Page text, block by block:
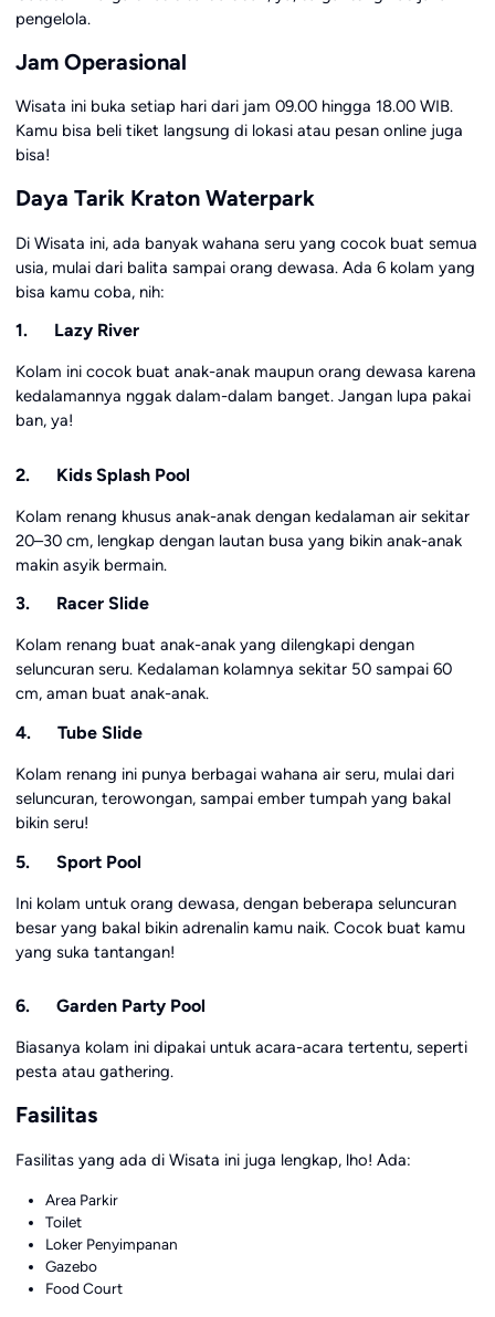
pengelola.
Jam Operasional
Wisata ini buka setiap hari dari jam 09.00 hingga 18.00 WIB.
Kamu bisa beli tiket langsung di lokasi atau pesan online juga
bisa!
Daya Tarik Kraton Waterpark
Di Wisata ini, ada banyak wahana seru yang cocok buat semua
usia, mulai dari balita sampai orang dewasa. Ada 6 kolam yang
bisa kamu coba, nih:
1. Lazy River
Kolam ini cocok buat anak-anak maupun orang dewasa karena
kedalamannya nggak dalam-dalam banget. Jangan lupa pakai
ban, ya!
2. Kids Splash Pool
Kolam renang khusus anak-anak dengan kedalaman air sekitar
20–30 cm, lengkap dengan lautan busa yang bikin anak-anak
makin asyik bermain.
3. Racer Slide
Kolam renang buat anak-anak yang dilengkapi dengan
seluncuran seru. Kedalaman kolamnya sekitar 50 sampai 60
cm, aman buat anak-anak.
4. Tube Slide
Kolam renang ini punya berbagai wahana air seru, mulai dari
seluncuran, terowongan, sampai ember tumpah yang bakal
bikin seru!
5. Sport Pool
Ini kolam untuk orang dewasa, dengan beberapa seluncuran
besar yang bakal bikin adrenalin kamu naik. Cocok buat kamu
yang suka tantangan!
6. Garden Party Pool
Biasanya kolam ini dipakai untuk acara-acara tertentu, seperti
pesta atau gathering.
Fasilitas
Fasilitas yang ada di Wisata ini juga lengkap, lho! Ada:
Area Parkir
Toilet
Loker Penyimpanan
Gazebo
Food Court